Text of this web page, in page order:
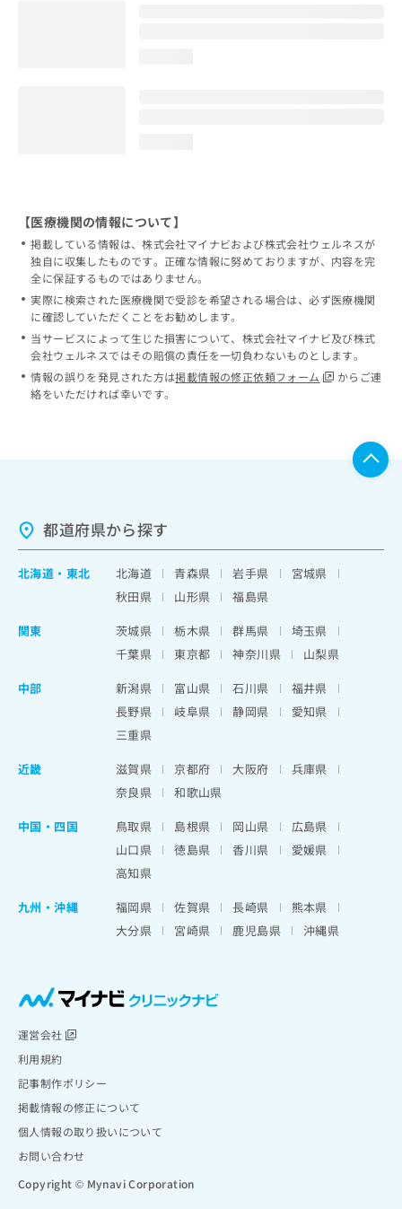
【医療機関の情報について】
掲載している情報は、株式会社マイナビおよび株式会社ウェルネスが
独自に収集したものです。正確な情報に努めておりますが、内容を完
全に保証するものではありません。
実際に検索された医療機関で受診を希望される場合は、必ず医療機関
に確認していただくことをお勧めします。
当サービスによって生じた損害について、株式会社マイナビ及び株式
会社ウェルネスではその賠償の責任を一切負わないものとします。
情報の誤りを発見された方は掲載情報の修正依頼フォーム
からご連
絡をいただければ幸いです。
都道府県から探す
北海道 ・ 東北 北海道 青森県 岩手県
宮城県
秋田県
山形県
福島県
関東
茨城県 栃木県 群馬県
埼玉県
千葉県
東京都 神奈川県
山梨県
中部
新潟県 富山県 石川県
福井県
長野県
岐阜県 静岡県
愛知県
三重県
近畿
滋賀県 京都府 大阪府
兵庫県
奈良県
和歌山県
中国・四国
鳥取県 島根県 岡山県
広島県
山口県
徳島県 香川県
愛媛県
高知県
九州・沖縄
福岡県 佐賀県 長崎県
熊本県
大分県
宮崎県 鹿児島県 沖縄県
運営会社
利用規約
記事制作ポリシー
掲載情報の修正について
個人情報の取り扱いについて
お問い合わせ
Copyright © Mynavi Corporation